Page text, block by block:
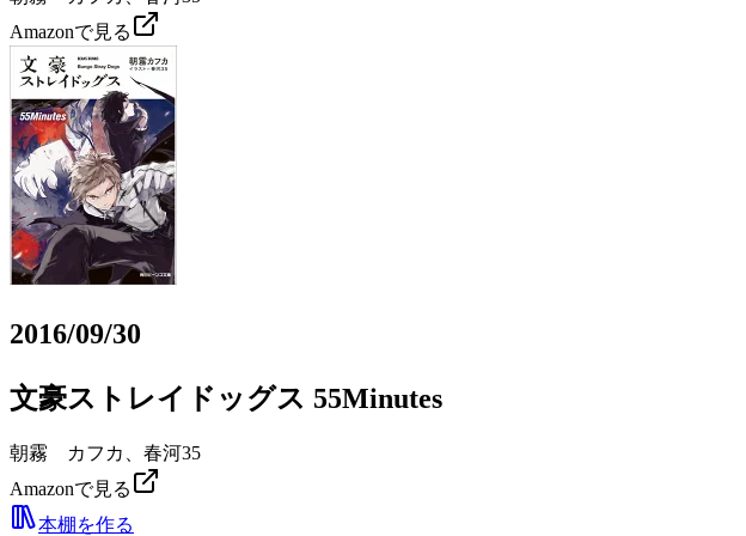
Amazonで見る
2016/09/30
文豪ストレイドッグス 55Minutes
朝霧 カフカ、春河35
Amazonで見る
本棚を作る